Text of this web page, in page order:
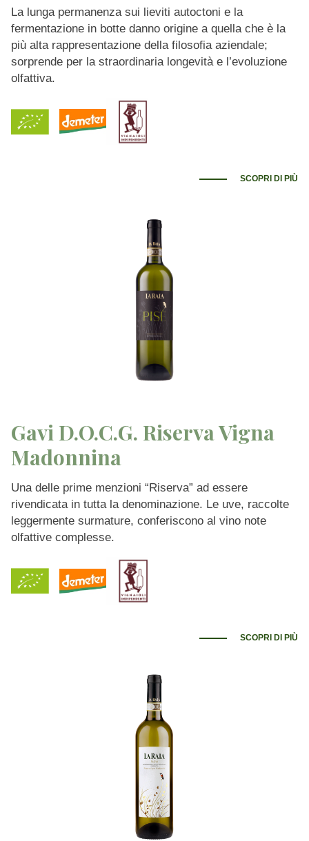
La lunga permanenza sui lieviti autoctoni e la
fermentazione in botte danno origine a quella che è la
più alta rappresentazione della filosofia aziendale;
sorprende per la straordinaria longevità e l’evoluzione
olfattiva.
SCOPRI DI PIÙ
Gavi D.O.C.G. Riserva Vigna
Madonnina
Una delle prime menzioni “Riserva” ad essere
rivendicata in tutta la denominazione. Le uve, raccolte
leggermente surmature, conferiscono al vino note
olfattive complesse.
SCOPRI DI PIÙ